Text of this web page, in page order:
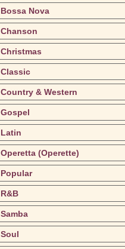
Bossa Nova
Chanson
Christmas
Classic
Country & Western
Gospel
Latin
Operetta (Operette)
Popular
R&B
Samba
Soul